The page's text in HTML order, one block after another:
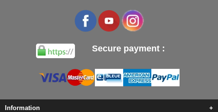
Secure payment :
Information +